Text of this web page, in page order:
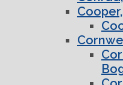
Cooper,